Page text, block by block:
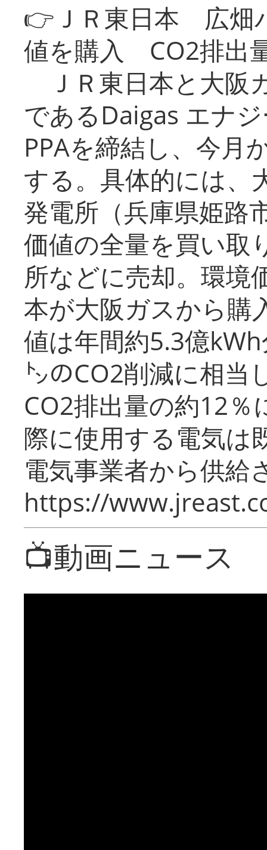
👉ＪＲ東日本 広畑
値を購入 CO2排出
ＪＲ東日本と大阪
であるDaigas エナ
PPAを締結し、今月
する。具体的には、
発電所（兵庫県姫路
価値の全量を買い取
所などに売却。環境
本が大阪ガスから購
値は年間約5.3億
㌧のCO2削減に相当
CO2排出量の約12％
際に使用する電気は
電気事業者から供給
https://
📺動画ニュース